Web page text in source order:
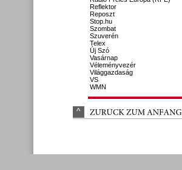
Reflektor
Reposzt
Stop.hu
Szombat
Szuverén
Telex
Új Szó
Vasárnap
Véleményvezér
Világgazdaság
VS
WMN
^ ZURÜCK ZUM ANFANG